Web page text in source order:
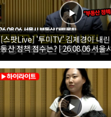
[스팟Live] '투미TV' 김제경이 내
동산 정책 점수는? | 26.08.06 서울
대토론회